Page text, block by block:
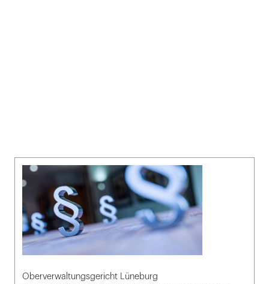
Oberverwaltungsgericht Lüneburg